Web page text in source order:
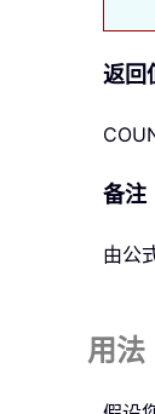
返回
备注
由公
用法